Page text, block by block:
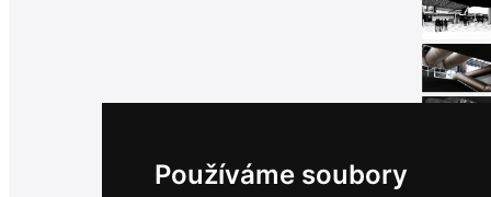
Používáme soubory